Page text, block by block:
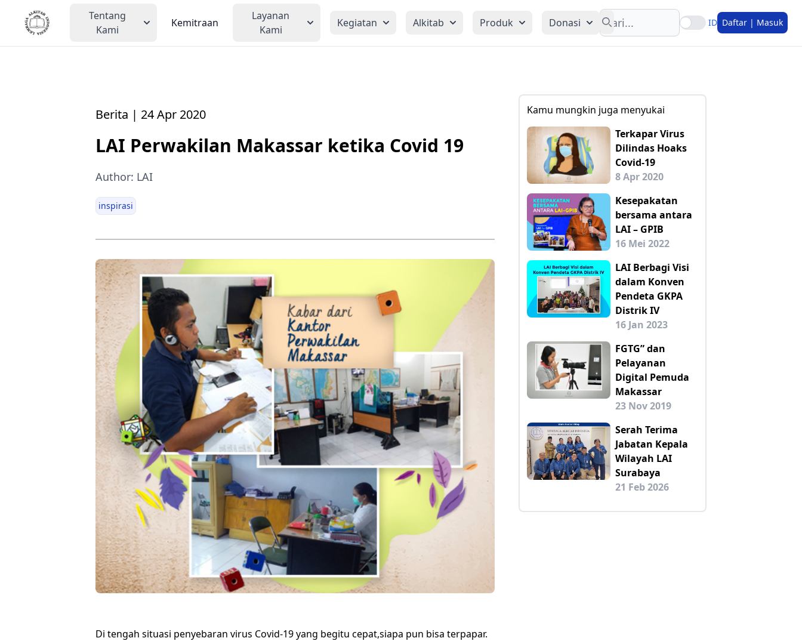
Tentang
Kami
Kemitraan
Layanan
Kami
Kegiatan Alkitab Produk Donasi
Search
ID Daftar | Masuk
Berita | 24 Apr 2020
LAI Perwakilan Makassar ketika Covid 19
Author: LAI
inspirasi
Di tengah situasi penyebaran virus Covid-19 yang begitu cepat,siapa pun bisa terpapar.
Kamu mungkin juga menyukai
Terkapar Virus
Dilindas Hoaks
Covid-19
8 Apr 2020
Kesepakatan
bersama antara
LAI – GPIB
16 Mei 2022
LAI Berbagi Visi
dalam Konven
Pendeta GKPA
Distrik IV
16 Jan 2023
FGTG” dan
Pelayanan
Digital Pemuda
Makassar
23 Nov 2019
Serah Terima
Jabatan Kepala
Wilayah LAI
Surabaya
21 Feb 2026